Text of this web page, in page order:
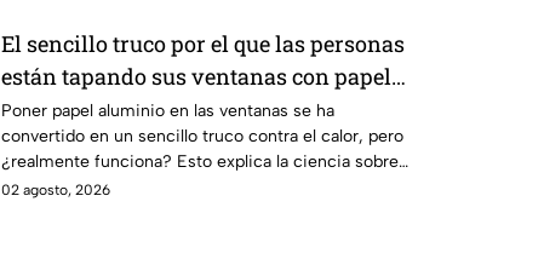
El sencillo truco por el que las personas
están tapando sus ventanas con papel
aluminio y lo que dicen los científicos
sobre su efectividad
Poner papel aluminio en las ventanas se ha
convertido en un sencillo truco contra el calor, pero
¿realmente funciona? Esto explica la ciencia sobre
su efectividad.
02 agosto, 2026